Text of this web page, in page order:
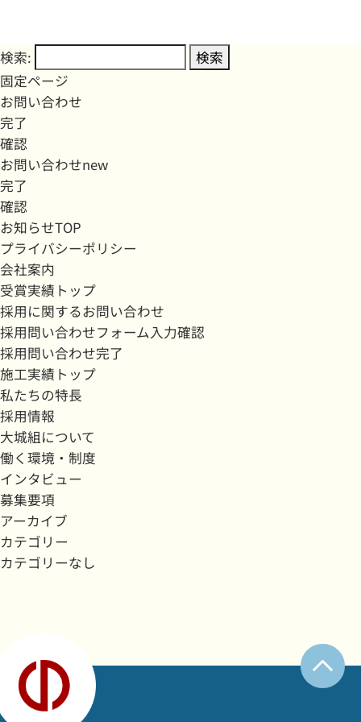
検索:
固定ページ
お問い合わせ
完了
確認
お問い合わせnew
完了
確認
お知らせTOP
プライバシーポリシー
会社案内
受賞実績トップ
採用に関するお問い合わせ
採用問い合わせフォーム入力確認
採用問い合わせ完了
施工実績トップ
私たちの特長
採用情報
大城組について
働く環境・制度
インタビュー
募集要項
アーカイブ
カテゴリー
カテゴリーなし